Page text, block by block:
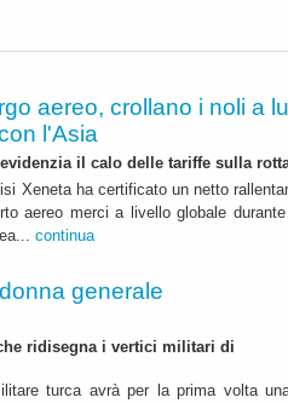
aereo, crollano i noli a
l'Asia
il calo delle tariffe sulla
Xeneta ha certificato un netto
aereo merci a livello globale
continua
generale
ridisegna i vertici militari di
turca avrà per la prima volta